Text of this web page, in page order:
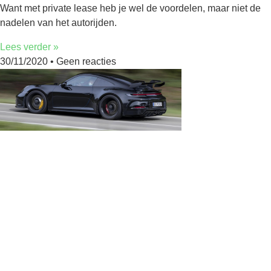
Want met private lease heb je wel de voordelen, maar niet de
nadelen van het autorijden.
Lees verder »
30/11/2020
Geen reacties